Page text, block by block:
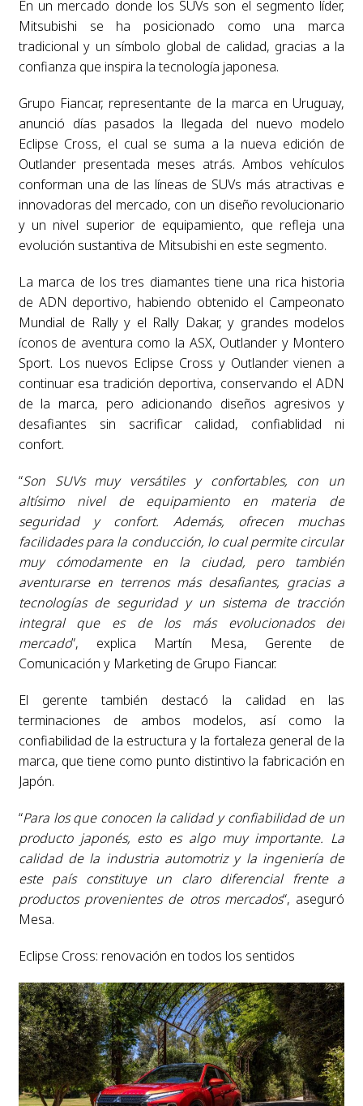
En un mercado donde los SUVs son el segmento líder,
Mitsubishi se ha posicionado como una marca
tradicional y un símbolo global de calidad, gracias a la
confianza que inspira la tecnología japonesa.
Grupo Fiancar, representante de la marca en Uruguay,
anunció días pasados la llegada del nuevo modelo
Eclipse Cross, el cual se suma a la nueva edición de
Outlander presentada meses atrás. Ambos vehículos
conforman una de las líneas de SUVs más atractivas e
innovadoras del mercado, con un diseño revolucionario
y un nivel superior de equipamiento, que refleja una
evolución sustantiva de Mitsubishi en este segmento.
La marca de los tres diamantes tiene una rica historia
de ADN deportivo, habiendo obtenido el Campeonato
Mundial de Rally y el Rally Dakar, y grandes modelos
íconos de aventura como la ASX, Outlander y Montero
Sport. Los nuevos Eclipse Cross y Outlander vienen a
continuar esa tradición deportiva, conservando el ADN
de la marca, pero adicionando diseños agresivos y
desafiantes sin sacrificar calidad, confiablidad ni
confort.
“Son SUVs muy versátiles y confortables, con un
altísimo nivel de equipamiento en materia de
seguridad y confort. Además, ofrecen muchas
facilidades para la conducción, lo cual permite circular
muy cómodamente en la ciudad, pero también
aventurarse en terrenos más desafiantes, gracias a
tecnologías de seguridad y un sistema de tracción
integral que es de los más evolucionados del
mercado”, explica Martín Mesa, Gerente de
Comunicación y Marketing de Grupo Fiancar.
El gerente también destacó la calidad en las
terminaciones de ambos modelos, así como la
confiabilidad de la estructura y la fortaleza general de la
marca, que tiene como punto distintivo la fabricación en
Japón.
“Para los que conocen la calidad y confiabilidad de un
producto japonés, esto es algo muy importante. La
calidad de la industria automotriz y la ingeniería de
este país constituye un claro diferencial frente a
productos provenientes de otros mercados“, aseguró
Mesa.
Eclipse Cross: renovación en todos los sentidos